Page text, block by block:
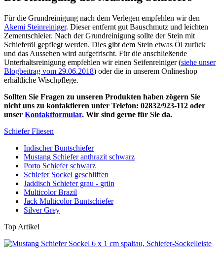
Für die Grundreinigung nach dem Verlegen empfehlen wir den
Akemi Steinreiniger. Dieser entfernt gut Bauschmutz und leichten
Zementschleier. Nach der Grundreinigung sollte der Stein mit
Schieferöl gepflegt werden. Dies gibt dem Stein etwas Öl zurück
und das Aussehen wird aufgefrischt. Für die anschließende
Unterhaltsreinigung empfehlen wir einen Seifenreiniger (siehe unser
Blogbeitrag vom 29.06.2018) oder die in unserem Onlineshop
erhältliche Wischpflege.
Sollten Sie Fragen zu unseren Produkten haben zögern Sie
nicht uns zu kontaktieren unter Telefon: 02832/923-112 oder
unser Kontaktformular. Wir sind gerne für Sie da.
Schiefer Fliesen
Indischer Buntschiefer
Mustang Schiefer anthrazit schwarz
Porto Schiefer schwarz
Schiefer Sockel geschliffen
Jaddisch Schiefer grau - grün
Multicolor Brazil
Jack Multicolor Buntschiefer
Silver Grey
Top Artikel